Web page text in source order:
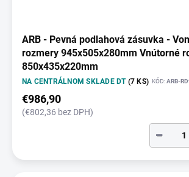
ARB - Pevná podlahová zásuvka -
rozmery 945x505x280mm Vnútorné
850x435x220mm
NA CENTRÁLNOM SKLADE DT (7 KS) KÓD:ARB-
€986,90
(€802,36 bez DPH)
−